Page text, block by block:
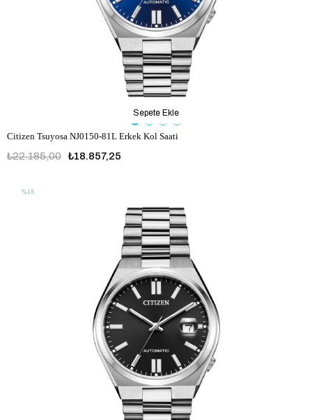
Citizen Tsuyosa NJ0150-81L Erkek Kol Saati
₺18.857,25
₺22.185,00
Sepete Ekle
%15